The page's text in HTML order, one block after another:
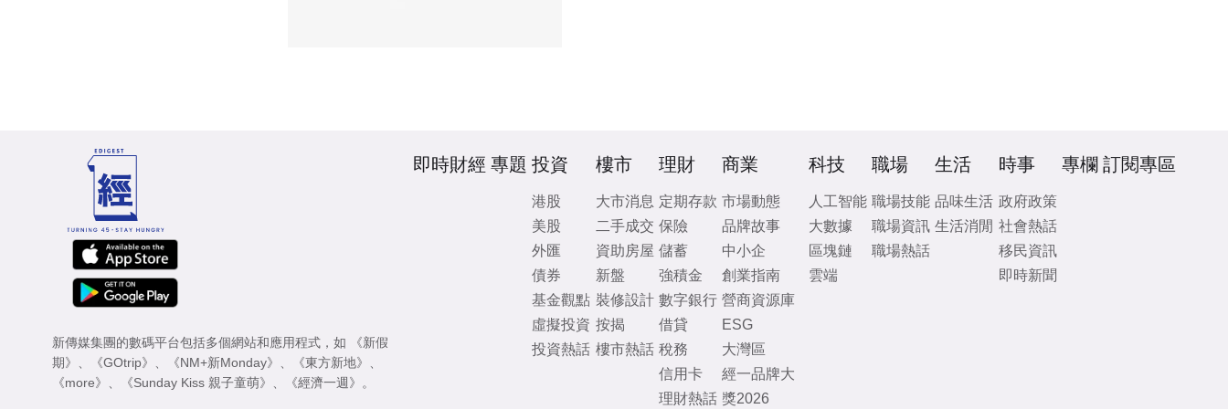
新傳媒集團的數碼平台包括多個網站和應用程式，如
《新假
期》 、 《GOtrip》 、 《NM+新Monday》 、 《東方新地》 、
《more》 、 《Sunday Kiss 親子童萌》 、 《經濟一週》 。
即時財經 專題 投資
港股
美股
外匯
債券
基金觀點
虛擬投資
投資熱話
樓市
大市消息
二手成交
資助房屋
新盤
裝修設計
按揭
樓市熱話
理財
定期存款
保險
儲蓄
強積金
數字銀行
借貸
稅務
信用卡
理財熱話
商業
市場動態
品牌故事
中小企
創業指南
營商資源庫
ESG
大灣區
經一品牌大
獎2026
科技
人工智能
大數據
區塊鏈
雲端
職場
職場技能
職場資訊
職場熱話
生活
品味生活
生活消閒
時事
政府政策
社會熱話
移民資訊
即時新聞
專欄 訂閱專區